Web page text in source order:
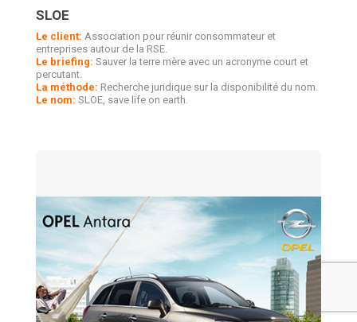
SLOE
Le client: Association pour réunir consommateur et
entreprises autour de la RSE.
Le briefing: Sauver la terre mère avec un acronyme court et
percutant.
La méthode: Recherche juridique sur la disponibilité du nom.
Le nom: SLOE, save life on earth.